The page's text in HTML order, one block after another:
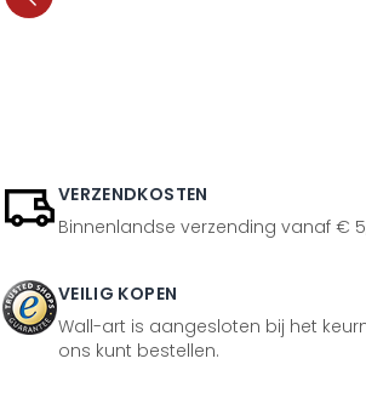
VERZENDKOSTEN
Binnenlandse verzending vanaf €
VEILIG KOPEN
Wall-art is aangesloten bij het
ons kunt bestellen.